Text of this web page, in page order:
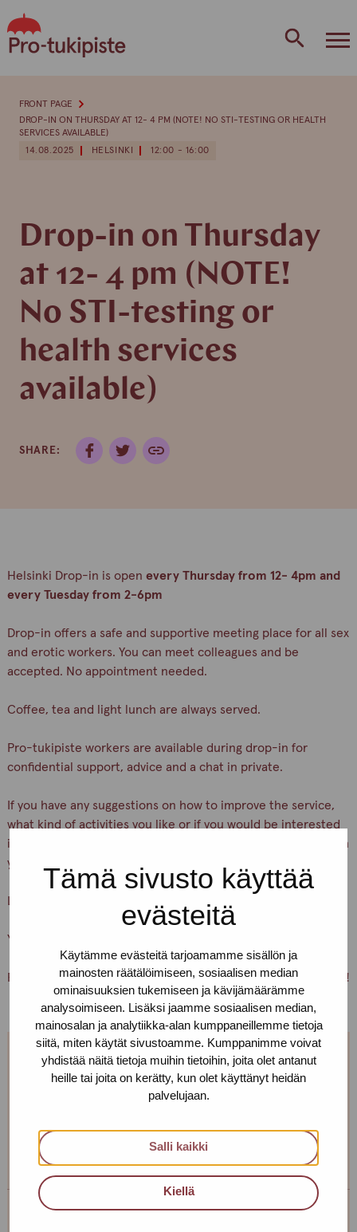
Tämä sivusto käyttää
evästeitä
Käytämme evästeitä tarjoamamme sisällön ja
mainosten räätälöimiseen, sosiaalisen median
ominaisuuksien tukemiseen ja kävijämäärämme
analysoimiseen. Lisäksi jaamme sosiaalisen median,
mainosalan ja analytiikka-alan kumppaneillemme tietoja
siitä, miten käytät sivustoamme. Kumppanimme voivat
yhdistää näitä tietoja muihin tietoihin, joita olet antanut
heille tai joita on kerätty, kun olet käyttänyt heidän
palvelujaan.
Salli kaikki
Kiellä
to
content
14.08.2025 HELSINKI 12:00 - 16:00
Drop-in on Thursday
at 12- 4 pm (NOTE!
No STI-testing or
health services
available)
SHARE:
FRONT PAGE
DROP-IN ON THURSDAY AT 12- 4 PM (NOTE! NO STI-TESTING OR HEALTH
SERVICES AVAILABLE)
Helsinki Drop-in is open every Thursday from 12- 4pm and
every Tuesday from 2-6pm
Drop-in offers a safe and supportive meeting place for all sex
and erotic workers. You can meet colleagues and be
accepted. No appointment needed.
Coffee, tea and light lunch are always served.
Pro-tukipiste workers are available during drop-in for
confidential support, advice and a chat in private.
If you have any suggestions on how to improve the service,
what kind of activities you like or if you would be interested
in participating as a peer volunteer, we are happy to talk with
you.
You are warmly welcome, Pro-tukipiste staff
PS. You can also just pick up condoms and lubricants for free!
We are open every weekday.
or text us! We can also meet somewhere else, if you
can’t come to the office!